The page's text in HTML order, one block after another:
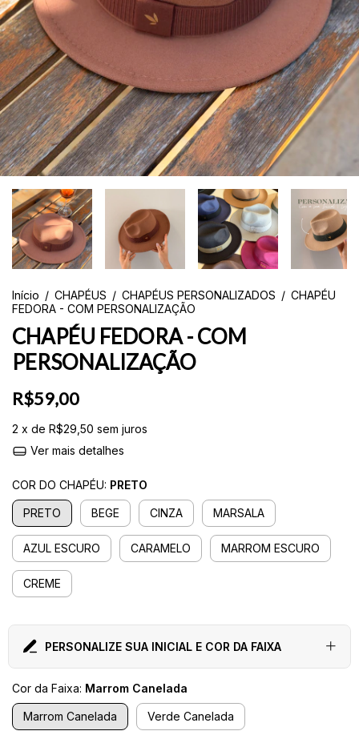
Início / CHAPÉUS / CHAPÉUS PERSONALIZADOS / CHAPÉU
FEDORA - COM PERSONALIZAÇÃO
CHAPÉU FEDORA - COM
PERSONALIZAÇÃO
R$59,00
2 x de R$29,50 sem juros
Ver mais detalhes
COR DO CHAPÉU: PRETO
PRETO BEGE CINZA MARSALA
AZUL ESCURO CARAMELO MARROM ESCURO
CREME
PERSONALIZE SUA INICIAL E COR DA FAIXA
Cor da Faixa: Marrom Canelada
Marrom Canelada Verde Canelada